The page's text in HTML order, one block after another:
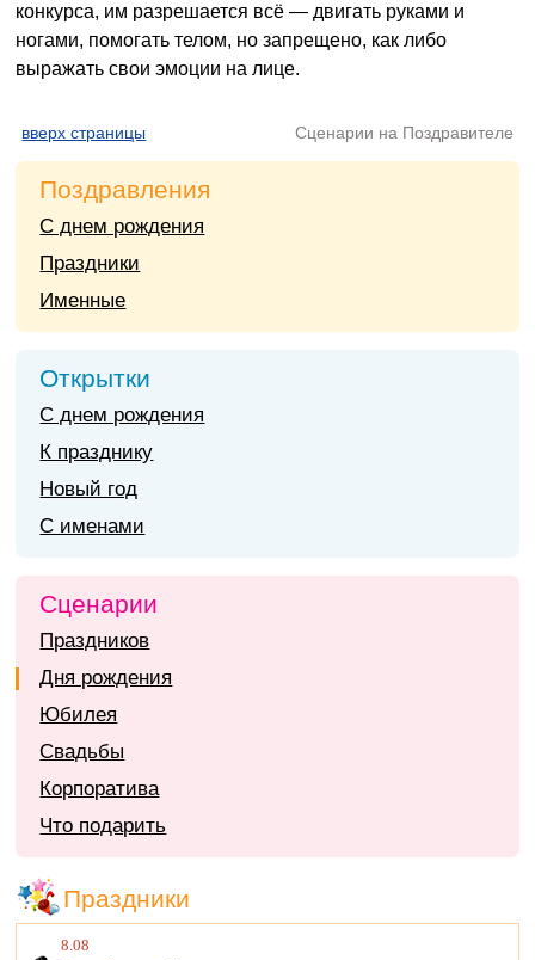
конкурса, им разрешается всё — двигать руками и
ногами, помогать телом, но запрещено, как либо
выражать свои эмоции на лице.
вверх страницы Сценарии на Поздравителе
Поздравления
С днем рождения
Праздники
Именные
Открытки
С днем рождения
К празднику
Новый год
С именами
Сценарии
Праздников
Дня рождения
Юбилея
Свадьбы
Корпоратива
Что подарить
Праздники
8.08